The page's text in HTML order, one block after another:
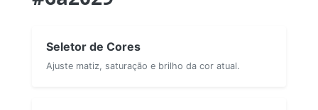
Seletor de Cores
Ajuste matiz, saturação e brilho da cor atual.